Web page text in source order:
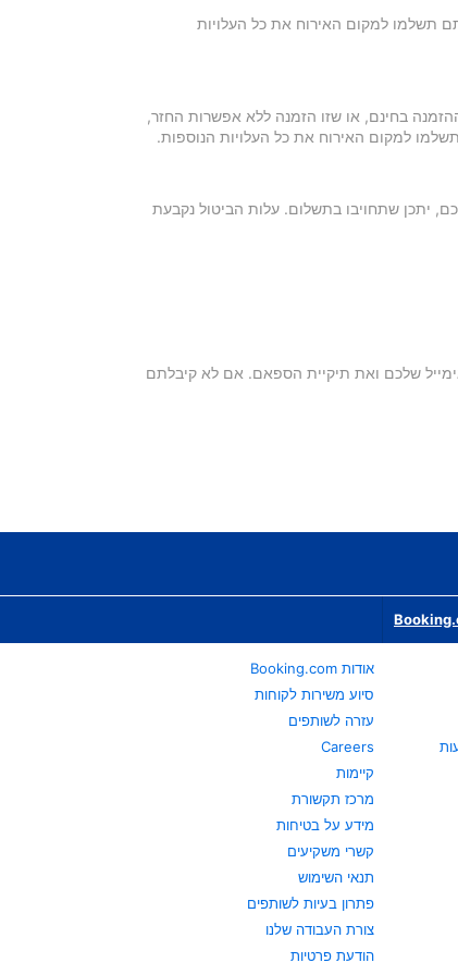
תשלמו למקום האירוח את כל העלויות
בחינם, או שזו הזמנה ללא אפשרות החזר,
למקום האירוח את כל העלויות הנוספות.
יתכן שתחויבו בתשלום. עלות הביטול נקבעת
שלכם ואת תיקיית הספאם. אם לא קיבלתם
אודות Booking.com
סיוע משירות לקוחות
עזרה לשותפים
Careers
קיימות
מרכז תקשורת
מידע על בטיחות
קשרי משקיעים
תנאי השימוש
פתרון בעיות לשותפים
צורת העבודה שלנו
הודעת פרטיות